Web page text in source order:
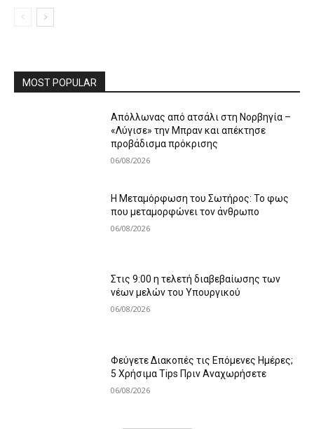
MOST POPULAR
Απόλλωνας από ατσάλι στη Νορβηγία –
«Λύγισε» την Μπραν και απέκτησε
προβάδισμα πρόκρισης
06/08/2026
Η Μεταμόρφωση του Σωτήρος: Το φως
που μεταμορφώνει τον άνθρωπο
06/08/2026
Στις 9:00 η τελετή διαβεβαίωσης των
νέων μελών του Υπουργικού
06/08/2026
Φεύγετε Διακοπές τις Επόμενες Ημέρες;
5 Χρήσιμα Tips Πριν Αναχωρήσετε
06/08/2026